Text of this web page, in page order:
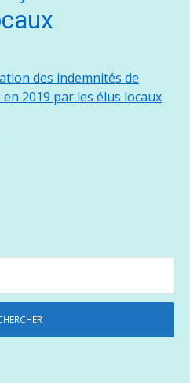
des indemnités de
2019 par les élus locaux